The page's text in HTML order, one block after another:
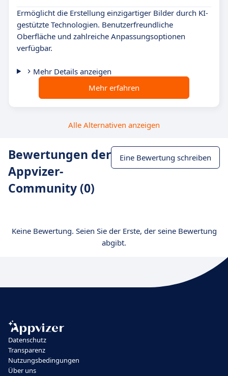
Ermöglicht die Erstellung einzigartiger Bilder durch KI-
gestützte Technologien. Benutzerfreundliche
Oberfläche und zahlreiche Anpassungsoptionen
verfügbar.
Mehr Details anzeigen
Mehr erfahren
Alle Alternativen anzeigen
Bewertungen der
Appvizer-
Community (0)
Eine Bewertung schreiben
Keine Bewertung. Seien Sie der Erste, der seine Bewertung
abgibt.
Datenschutz
Transparenz
Nutzungsbedingungen
Über uns